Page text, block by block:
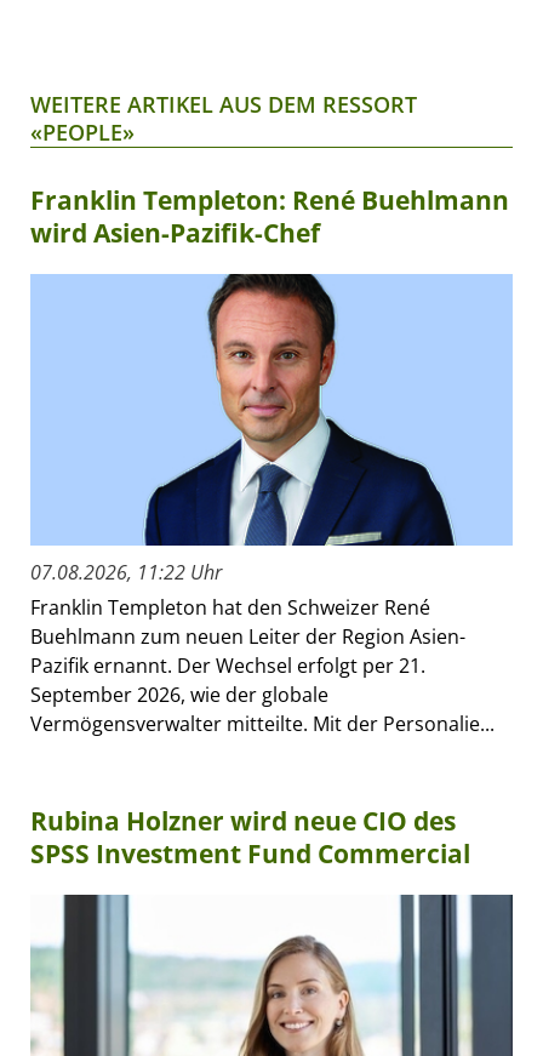
WEITERE ARTIKEL AUS DEM RESSORT
«PEOPLE»
Franklin Templeton: René Buehlmann
wird Asien-Pazifik-Chef
07.08.2026, 11:22 Uhr
Franklin Templeton hat den Schweizer René
Buehlmann zum neuen Leiter der Region Asien-
Pazifik ernannt. Der Wechsel erfolgt per 21.
September 2026, wie der globale
Vermögensverwalter mitteilte. Mit der Personalie...
Rubina Holzner wird neue CIO des
SPSS Investment Fund Commercial